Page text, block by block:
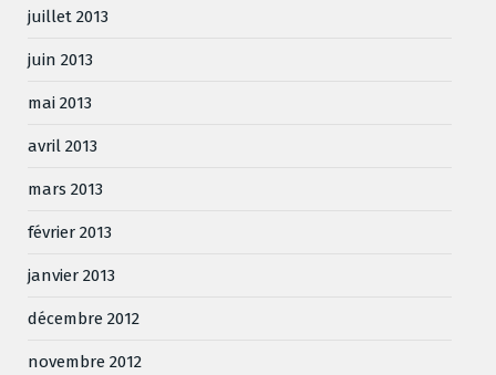
juillet 2013
juin 2013
mai 2013
avril 2013
mars 2013
février 2013
janvier 2013
décembre 2012
novembre 2012